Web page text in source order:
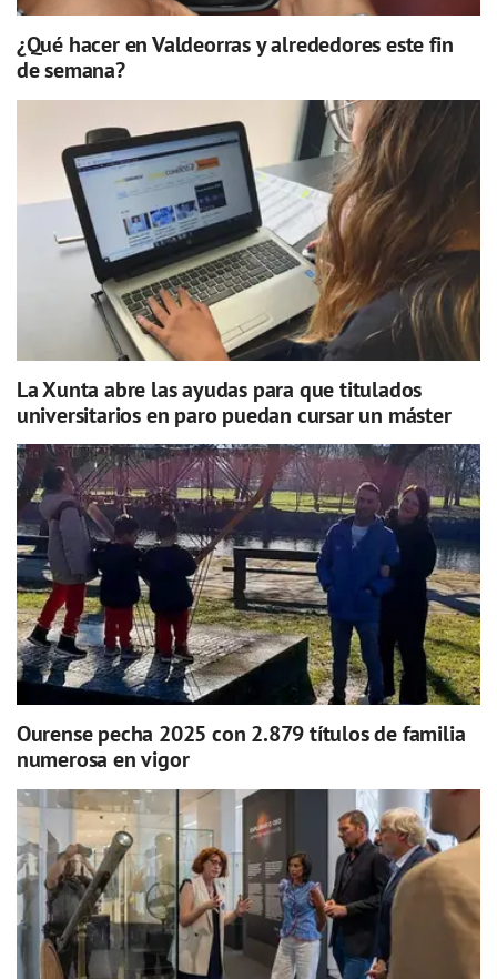
¿Qué hacer en Valdeorras y alrededores este fin
de semana?
La Xunta abre las ayudas para que titulados
universitarios en paro puedan cursar un máster
Ourense pecha 2025 con 2.879 títulos de familia
numerosa en vigor